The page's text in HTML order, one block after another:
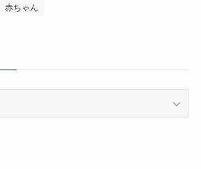
赤ちゃん